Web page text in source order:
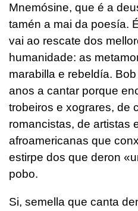
Mnemósine, que é a
tamén a mai da poesía.
vai ao rescate dos
humanidade: as
marabilla e rebeldía.
anos a cantar porque
trobeiros e xograres, de
romancistas, de artistas
afroamericanas que
estirpe dos que deron
pobo.
Si, semella que canta